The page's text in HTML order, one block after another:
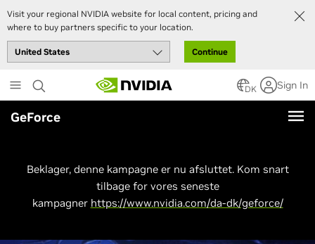
Visit your regional NVIDIA website for local content, pricing and
where to buy partners specific to your location.
Continue
to
main
content
DK Sign In
GeForce
Beklager, denne kampagne er nu afsluttet. Kom snart
tilbage for vores seneste
kampagner https://www.nvidia.com/da-dk/geforce/